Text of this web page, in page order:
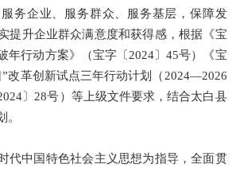
务企业、服务群众、服务基层，保障发
提升企业群众满意度和获得感，根据《宝
年行动方案》（宝字〔2024〕45号）《宝
改革创新试点三年行动计划（2024—2026
〕28号）等上级文件要求，结合太白县
。
代中国特色社会主义思想为指导，全面贯